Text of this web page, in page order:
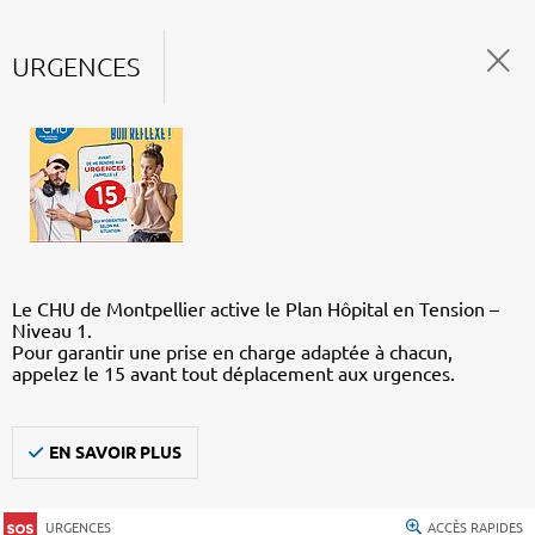
URGENCES
Le CHU de Montpellier active le Plan Hôpital en Tension –
Niveau 1.
Pour garantir une prise en charge adaptée à chacun,
appelez le 15 avant tout déplacement aux urgences.
EN SAVOIR PLUS
URGENCES ACCÈS RAPIDES